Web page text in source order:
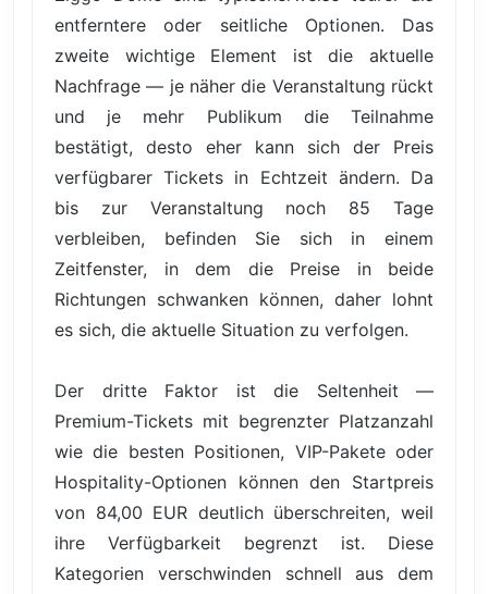
entferntere oder seitliche Optionen. Das
zweite wichtige Element ist die aktuelle
Nachfrage — je näher die Veranstaltung rückt
und je mehr Publikum die Teilnahme
bestätigt, desto eher kann sich der Preis
verfügbarer Tickets in Echtzeit ändern. Da
bis zur Veranstaltung noch 85 Tage
verbleiben, befinden Sie sich in einem
Zeitfenster, in dem die Preise in beide
Richtungen schwanken können, daher lohnt
es sich, die aktuelle Situation zu verfolgen.
Der dritte Faktor ist die Seltenheit —
Premium-Tickets mit begrenzter Platzanzahl
wie die besten Positionen, VIP-Pakete oder
Hospitality-Optionen können den Startpreis
von 84,00 EUR deutlich überschreiten, weil
ihre Verfügbarkeit begrenzt ist. Diese
Kategorien verschwinden schnell aus dem